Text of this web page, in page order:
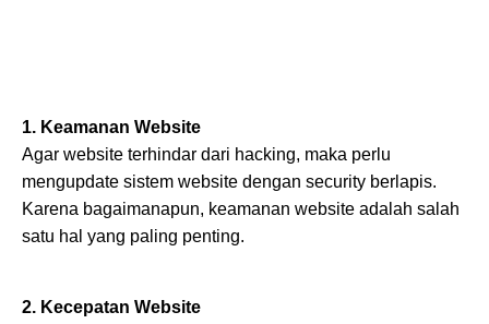
1. Keamanan Website
Agar website terhindar dari hacking, maka perlu
mengupdate sistem website dengan security berlapis.
Karena bagaimanapun, keamanan website adalah salah
satu hal yang paling penting.
2. Kecepatan Website